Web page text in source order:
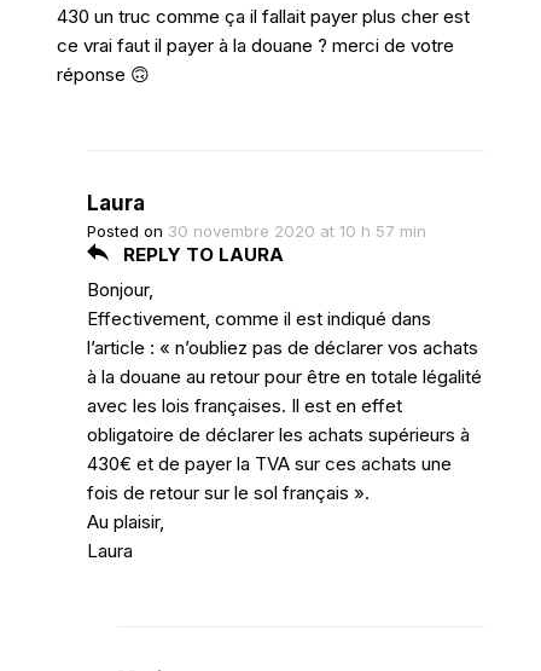
430 un truc comme ça il fallait payer plus cher est
ce vrai faut il payer à la douane ? merci de votre
réponse 🙃
Laura
Posted on 30 novembre 2020 at 10 h 57 min
REPLY TO LAURA
Bonjour,
Effectivement, comme il est indiqué dans
l’article : « n’oubliez pas de déclarer vos achats
à la douane au retour pour être en totale légalité
avec les lois françaises. Il est en effet
obligatoire de déclarer les achats supérieurs à
430€ et de payer la TVA sur ces achats une
fois de retour sur le sol français ».
Au plaisir,
Laura